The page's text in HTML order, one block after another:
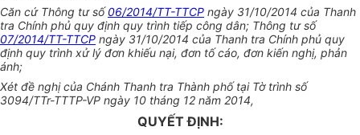
Căn cứ Thông tư số06/2014/TT-TTCP ngày 31/10/2014 của Thanh
tra Chính phủ quy định quy trình tiếp công dân; Thông tư số
07/2014/TT-TTCP ngày 31/10/2014 của Thanh tra Chính phủ quy
định quy trình xử lý đơn khiếu nại, đơn tố cáo, đơn kiến nghị, phản
ánh;
Xét đề nghị của Chánh Thanh tra Thành phố tại Tờ trình số
3094/TTr-TTTP-VP ngày 10 tháng 12 năm 2014,
QUYẾT ĐỊNH: